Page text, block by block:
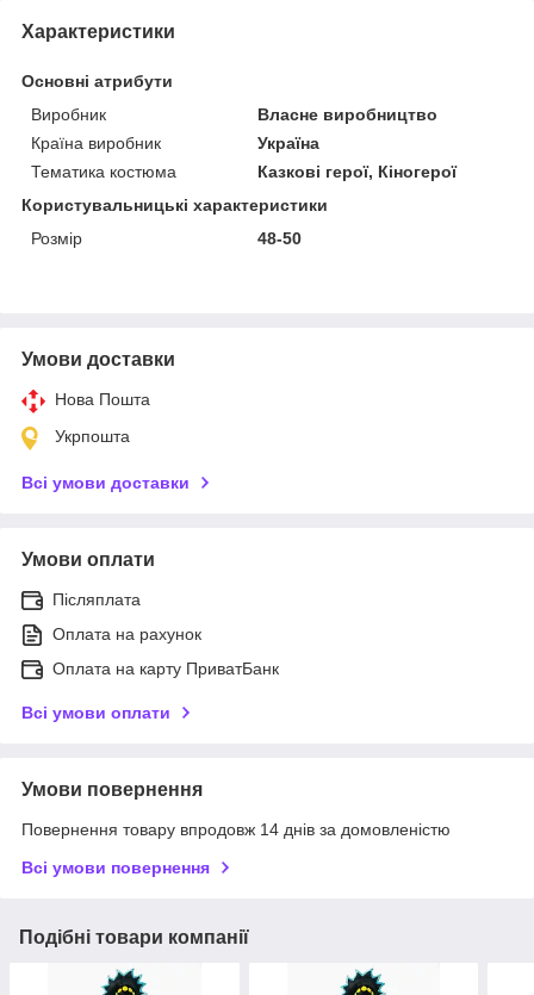
Характеристики
Основні атрибути
Виробник
Власне виробництво
Країна виробник
Україна
Тематика костюма
Казкові герої, Кіногерої
Користувальницькі характеристики
Розмір
48-50
Умови доставки
Нова Пошта
Укрпошта
Всі умови доставки
Умови оплати
Післяплата
Оплата на рахунок
Оплата на карту ПриватБанк
Всі умови оплати
Умови повернення
Повернення товару впродовж 14 днів за домовленістю
Всі умови повернення
Подібні товари компанії